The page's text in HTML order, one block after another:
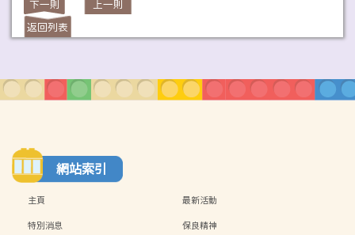
下一則
上一則
返回列表
網站索引
主頁
最新活動
特別消息
保良精神